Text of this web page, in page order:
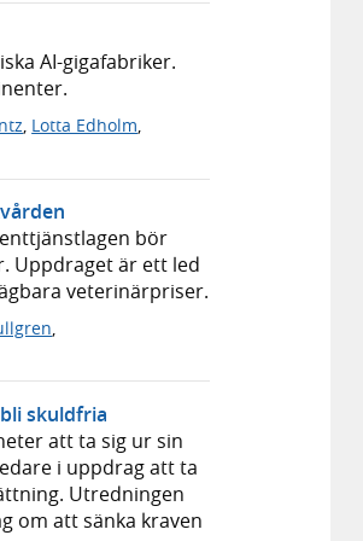
AI-gigafabriker.
, Lotta Edholm,
bör
Uppdraget är ett led
veterinärpriser.
,
skuldfria
att ta sig ur sin
i uppdrag att ta
Utredningen
om att sänka kraven